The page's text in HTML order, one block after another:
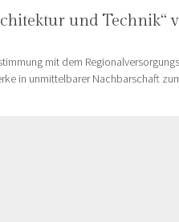
und Technik“
mit dem
in unmittelbarer Nachbarschaft